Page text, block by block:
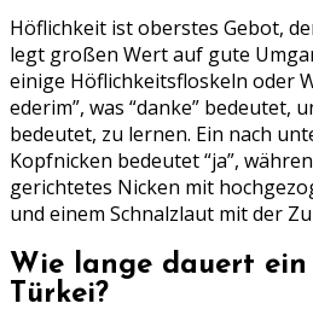
Höflichkeit ist oberstes Gebot,
legt großen Wert auf gute
einige Höflichkeitsfloskeln oder
ederim”, was “danke” bedeutet,
bedeutet, zu lernen. Ein nach
Kopfnicken bedeutet “ja”,
gerichtetes Nicken mit
und einem Schnalzlaut mit der
Wie lange dauert
Türkei?